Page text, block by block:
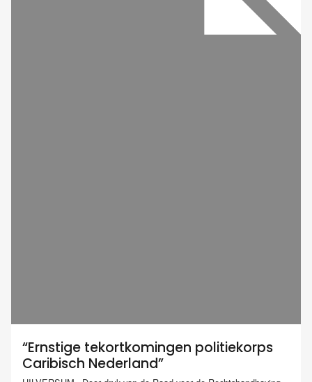
“Ernstige tekortkomingen politiekorps
Caribisch Nederland”